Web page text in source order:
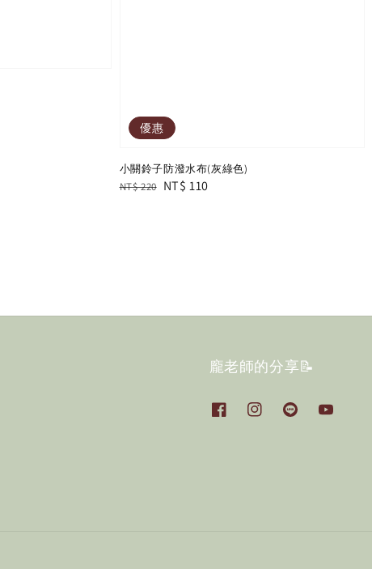
優惠
小關鈴子防潑水布(灰綠色)
Regular
NT$ 220 Sale
NT$ 110
龐老師的分享📝